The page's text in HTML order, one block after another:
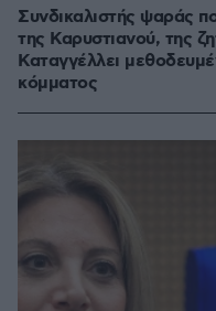
Συνδικαλιστής ψαράς
της Καρυστιανού, της
Καταγγέλλει
κόμματος